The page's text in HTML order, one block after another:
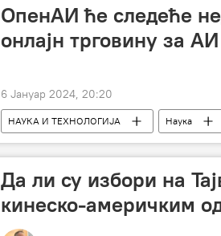
ОпенАИ ће следеће
онлајн трговину за
6 Јануар 2024, 20:20
НАУКА И ТЕХНОЛОГИЈА Наука
Да ли су избори на
кинеско-америчким